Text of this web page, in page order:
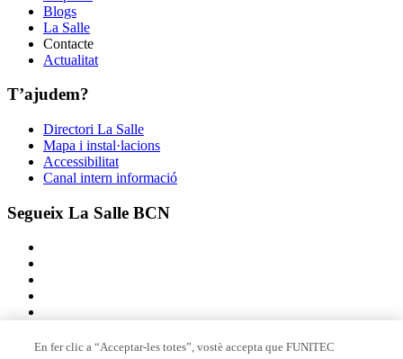
Blogs
La Salle
Contacte
Actualitat
T’ajudem?
Directori La Salle
Mapa i instal·lacions
Accessibilitat
Canal intern informació
Segueix La Salle BCN
En fer clic a “Acceptar-les totes”, vostè accepta que FUNITEC